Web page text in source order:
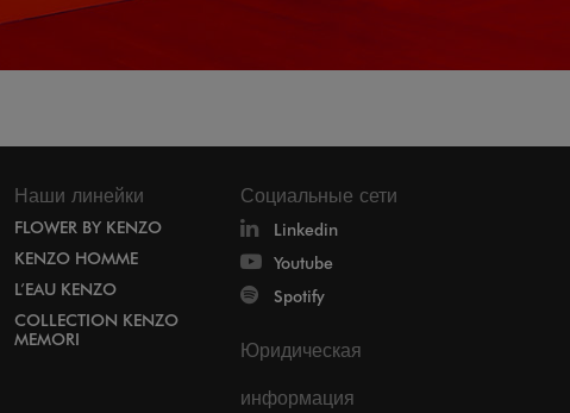
Наши линейки
FLOWER BY KENZO
KENZO HOMME
L’EAU KENZO
COLLECTION KENZO
MEMORI
Социальные сети
Linkedin
Youtube
Spotify
Юридическая
информация